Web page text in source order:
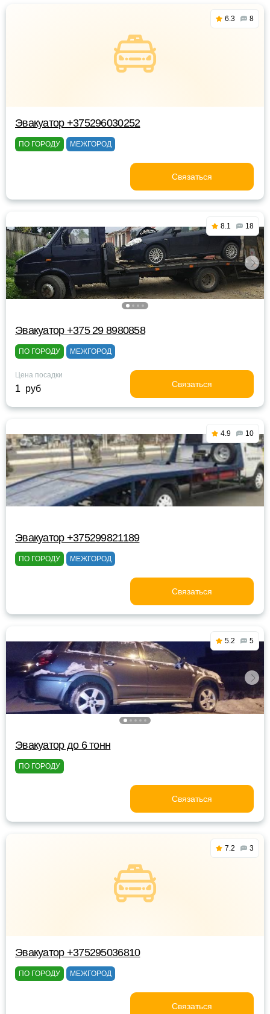
6.3 8
Эвакуатор +375296030252
ПО ГОРОДУ МЕЖГОРОД
Связаться
8.1 18
Эвакуатор +375 29 8980858
ПО ГОРОДУ МЕЖГОРОД
Цена посадки
1 руб Связаться
4.9 10
Эвакуатор +375299821189
ПО ГОРОДУ МЕЖГОРОД
Связаться
5.2 5
Эвакуатор до 6 тонн
ПО ГОРОДУ
Связаться
7.2 3
Эвакуатор +375295036810
ПО ГОРОДУ МЕЖГОРОД
Связаться